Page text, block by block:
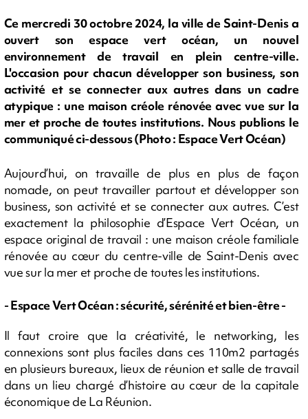
Ce mercredi 30 octobre 2024, la ville de Saint-Denis a
ouvert son espace vert océan, un nouvel
environnement de travail en plein centre-ville.
L'occasion pour chacun développer son business, son
activité et se connecter aux autres dans un cadre
atypique : une maison créole rénovée avec vue sur la
mer et proche de toutes institutions. Nous publions le
communiqué ci-dessous (Photo : Espace Vert Océan)
Aujourd’hui, on travaille de plus en plus de façon
nomade, on peut travailler partout et développer son
business, son activité et se connecter aux autres. C’est
exactement la philosophie d’Espace Vert Océan, un
espace original de travail : une maison créole familiale
rénovée au cœur du centre-ville de Saint-Denis avec
vue sur la mer et proche de toutes les institutions.
- Espace Vert Océan : sécurité, sérénité et bien-être -
Il faut croire que la créativité, le networking, les
connexions sont plus faciles dans ces 110m2 partagés
en plusieurs bureaux, lieux de réunion et salle de travail
dans un lieu chargé d’histoire au cœur de la capitale
économique de La Réunion.